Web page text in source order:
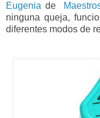
Eugenia de
ninguna queja,
diferentes modos de